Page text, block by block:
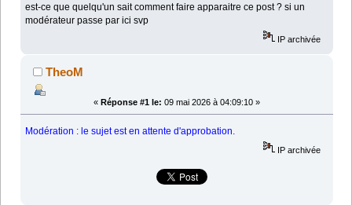
est-ce que quelqu'un sait comment faire apparaitre ce post ? si un
modérateur passe par ici svp
IP archivée
TheoM
« Réponse #1 le: 09 mai 2026 à 04:09:10 »
Modération : le sujet est en attente d'approbation.
IP archivée